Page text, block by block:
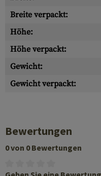
Breite verpackt:
Höhe:
Höhe verpackt:
Gewicht:
Gewicht verpackt:
Bewertungen
0 von 0 Bewertungen